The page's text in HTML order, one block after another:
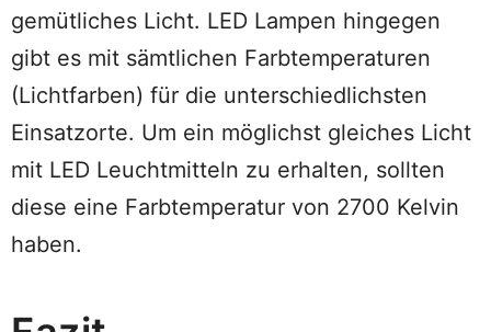
gemütliches Licht. LED Lampen hingegen
gibt es mit sämtlichen Farbtemperaturen
(Lichtfarben) für die unterschiedlichsten
Einsatzorte. Um ein möglichst gleiches Licht
mit LED Leuchtmitteln zu erhalten, sollten
diese eine Farbtemperatur von 2700 Kelvin
haben.